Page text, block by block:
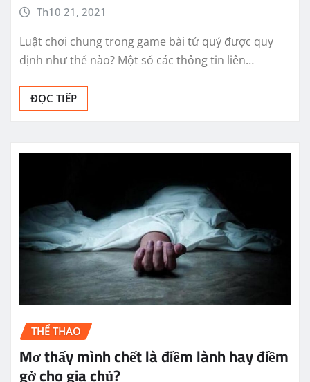
Th10 21, 2021
Luật chơi chung trong game bài tứ quý được quy
định như thế nào? Một số các thông tin liên…
ĐỌC TIẾP
THỂ THAO
Mơ thấy mình chết là điềm lành hay điềm
gở cho gia chủ?